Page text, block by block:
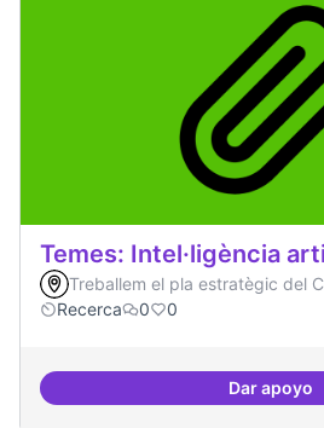
Temes: Intel·ligència
Treballem el pla estratègic del
Recerca
0 0
Dar apoyo